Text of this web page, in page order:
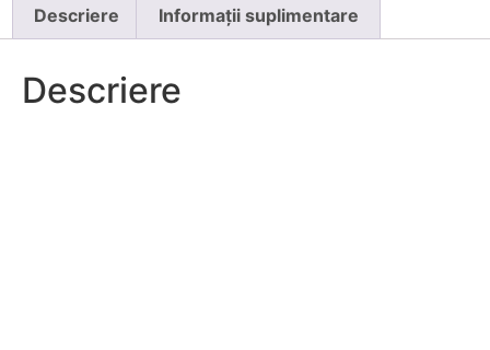
Descriere Informații suplimentare
Descriere